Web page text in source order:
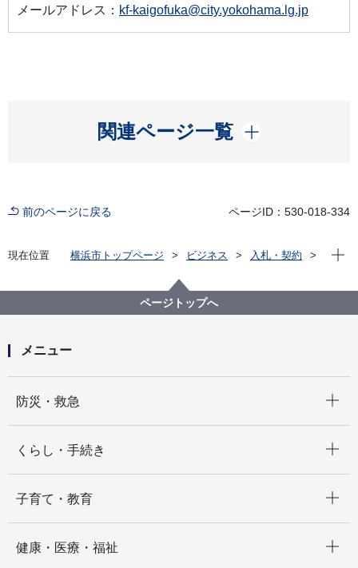
メールアドレス： kf-kaigofuka@city.yokohama.lg.jp
関連ページ一覧
開く
前のページに戻る ページID：530-018-334
現在位置 横浜市トップページ ビジネス
入札・契約
【※終了しました】【公募型指名競争入札】介護保険
料督促状の印字及び封⼊封かん等業務委託（６⽉以降
現在
ページトップへ
メニュー
防災・救急
くらし・手続き
子育て・教育
健康・医療・福祉